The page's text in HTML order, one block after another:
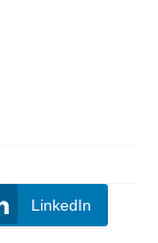
LinkedIn